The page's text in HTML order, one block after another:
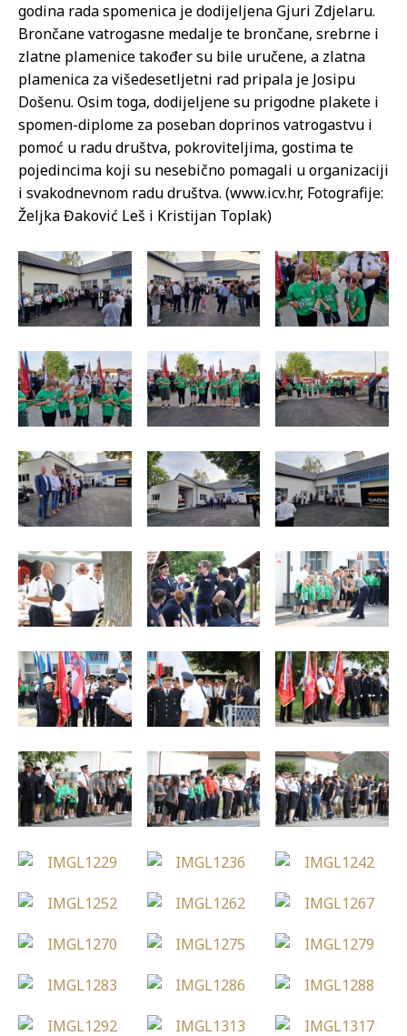
godina rada spomenica je dodijeljena Gjuri Zdjelaru.
Brončane vatrogasne medalje te brončane, srebrne i
zlatne plamenice također su bile uručene, a zlatna
plamenica za višedesetljetni rad pripala je Josipu
Došenu. Osim toga, dodijeljene su prigodne plakete i
spomen-diplome za poseban doprinos vatrogastvu i
pomoć u radu društva, pokroviteljima, gostima te
pojedincima koji su nesebično pomagali u organizaciji
i svakodnevnom radu društva. (www.icv.hr, Fotografije:
Željka Đaković Leš i Kristijan Toplak)